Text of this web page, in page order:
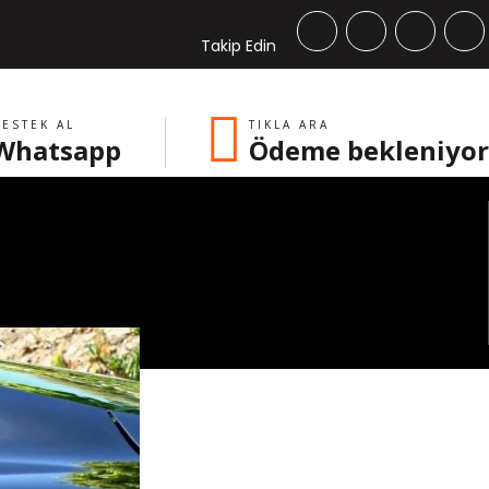
Takip Edin
AL TIKLA ARA
Ödeme bekleniyor